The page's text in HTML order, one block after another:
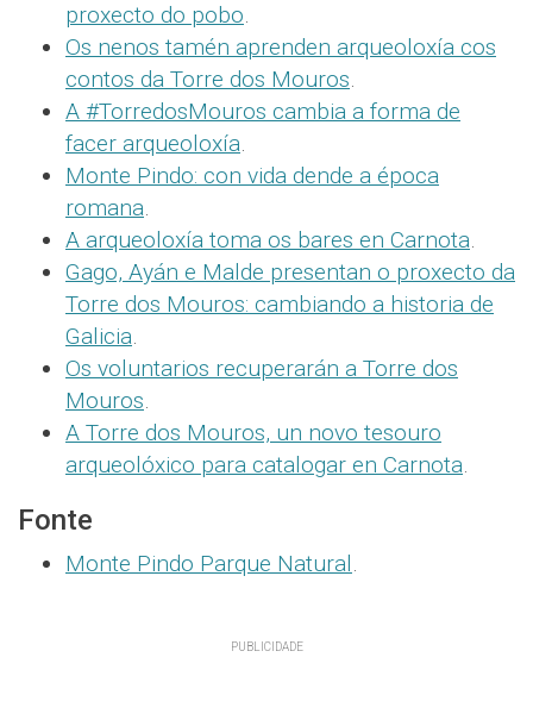
proxecto do pobo.
Os nenos tamén aprenden arqueoloxía cos
contos da Torre dos Mouros.
A #TorredosMouros cambia a forma de
facer arqueoloxía.
Monte Pindo: con vida dende a época
romana.
A arqueoloxía toma os bares en Carnota.
Gago, Ayán e Malde presentan o proxecto da
Torre dos Mouros: cambiando a historia de
Galicia.
Os voluntarios recuperarán a Torre dos
Mouros.
A Torre dos Mouros, un novo tesouro
arqueolóxico para catalogar en Carnota.
Fonte
Monte Pindo Parque Natural.